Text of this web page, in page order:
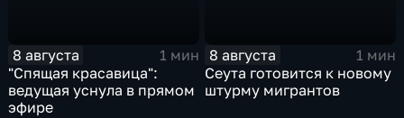
8 августа
1 мин
"Спящая красавица":
ведущая уснула в прямом
эфире
8 августа
1 мин
Сеута готовится к новому
штурму мигрантов